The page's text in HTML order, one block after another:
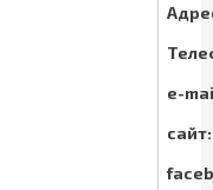
e-
сайт: